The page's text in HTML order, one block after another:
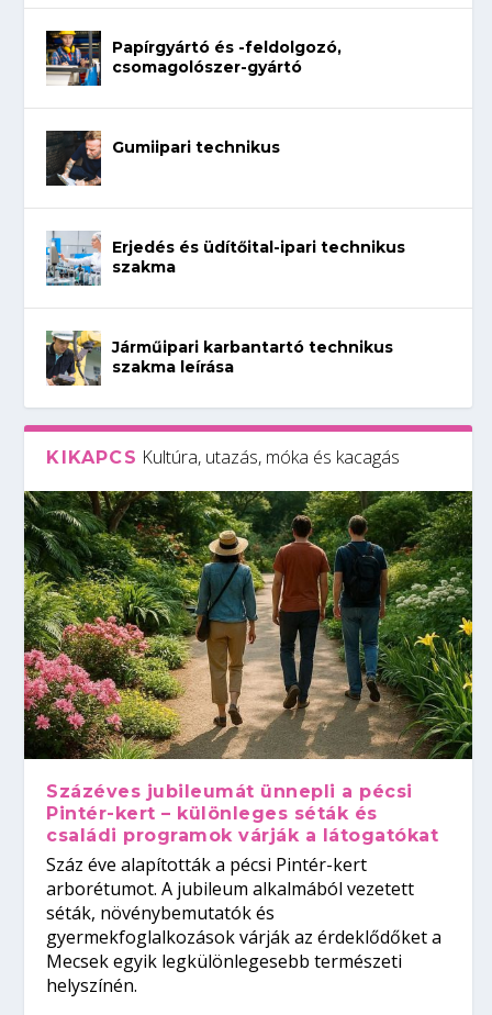
Papírgyártó és -feldolgozó,
csomagolószer-gyártó
Gumiipari technikus
Erjedés és üdítőital-ipari technikus
szakma
Járműipari karbantartó technikus
szakma leírása
KIKAPCS Kultúra, utazás, móka és kacagás
Százéves jubileumát ünnepli a pécsi
Pintér-kert – különleges séták és
családi programok várják a látogatókat
Száz éve alapították a pécsi Pintér-kert
arborétumot. A jubileum alkalmából vezetett
séták, növénybemutatók és
gyermekfoglalkozások várják az érdeklődőket a
Mecsek egyik legkülönlegesebb természeti
helyszínén.